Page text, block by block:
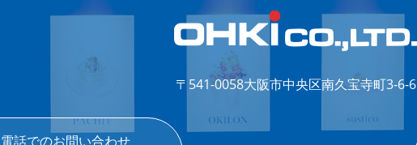
〒541-0058大阪市中央区南久宝寺町3-6-6
話でのお問い合わせ